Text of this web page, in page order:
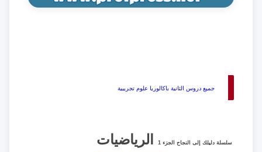
جميع دروس الثانية باكالوريا علوم تجريبية
سلسلة دليلك إلى النجاح الجزء 1 الرياضيات